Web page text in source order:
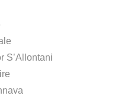
S’Allontani